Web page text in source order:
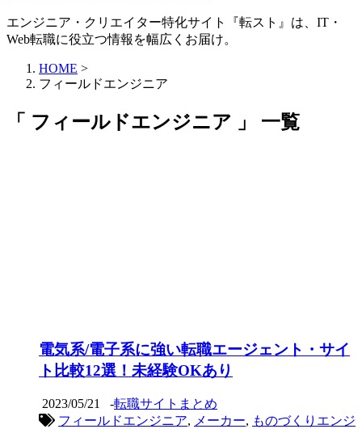
エンジニア・クリエイター特化サイト『転スト』は、IT・
Web転職に役立つ情報を幅広くお届け。
HOME >
フィールドエンジニア
「 フィールドエンジニア 」 一覧
電気系/電子系に強い転職エージェント・サイ
ト比較12選！未経験OKあり
2023/05/21 -転職サイトまとめ
フィールドエンジニア, メーカー, ものづくりエンジ